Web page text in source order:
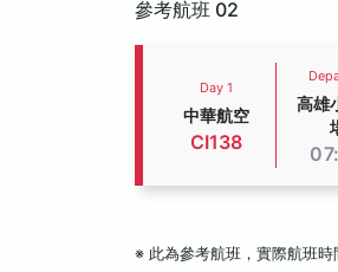
參考航班 02
Day 1
中華航空
CI138
高雄
※ 此為參考航班，實際航班